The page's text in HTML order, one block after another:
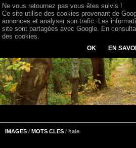
IMAGES / MOTS CLES / haie
Ne vous retournez pas vous êtes suivis !
Ce site utilise des cookies provenant de
annonces et analyser son trafic. Les
site sont partagées avec Google. En
des cookies.
OK EN